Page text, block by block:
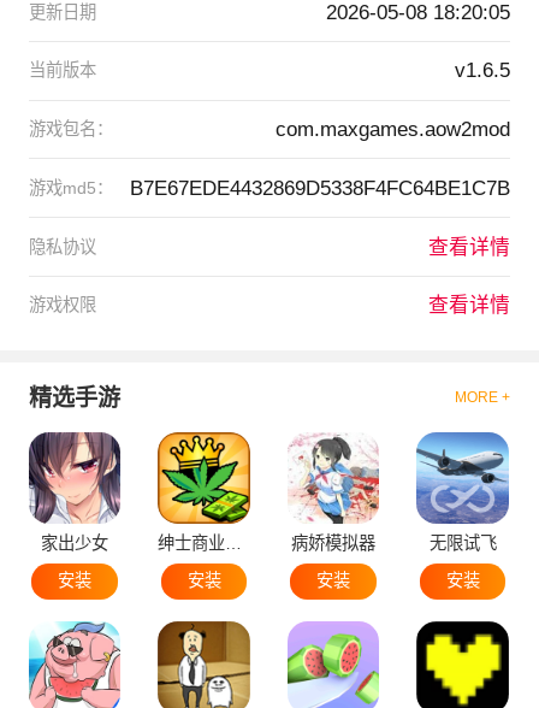
更新日期 2026-05-08 18:20:05
当前版本 v1.6.5
游戏包名： com.maxgames.aow2mod
游戏md5： B7E67EDE4432869D5338F4FC64BE1C7B
隐私协议 查看详情
游戏权限 查看详情
精选手游 MORE +
家出少女
安装
绅士商业策略
安装
病娇模拟器
安装
无限试飞
安装